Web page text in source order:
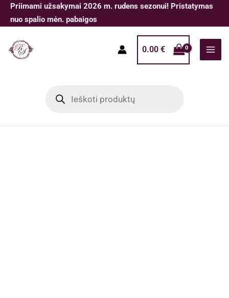
Pereiti
prie
Priimami užsakymai 2026 m. rudens sezonui! Pristatymas
nuo spalio mėn. pabaigos
0.00 €
search